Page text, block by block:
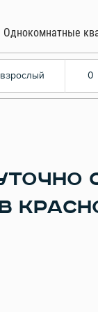
Однокомнатные
взрослый 0